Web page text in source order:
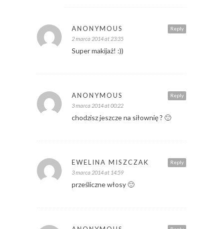
Reply
ANONYMOUS
2 marca 2014 at 23:35
Super makijaż! :))
Reply
ANONYMOUS
3 marca 2014 at 00:22
chodzisz jeszcze na siłownię ? 🙂
Reply
EWELINA MISZCZAK
3 marca 2014 at 14:59
prześliczne włosy 🙂